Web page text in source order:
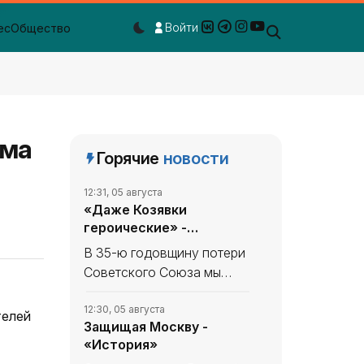
Общество
Dark mode toggle
Войти
Горячие новости
12:31, 05 августа
«Даже Козявки
героические» -
«История»
В 35-ю годовщину потери
Советского Союза мы
что уникального и
полезного сделано в
СССР. В минувшем
12:30, 05 августа
Защищая Москву -
«История»